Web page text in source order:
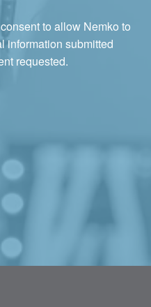
to allow Nemko to
information submitted
requested.